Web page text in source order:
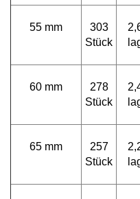
55 mm
303
Stück
60 mm
278
Stück
65 mm
257
Stück